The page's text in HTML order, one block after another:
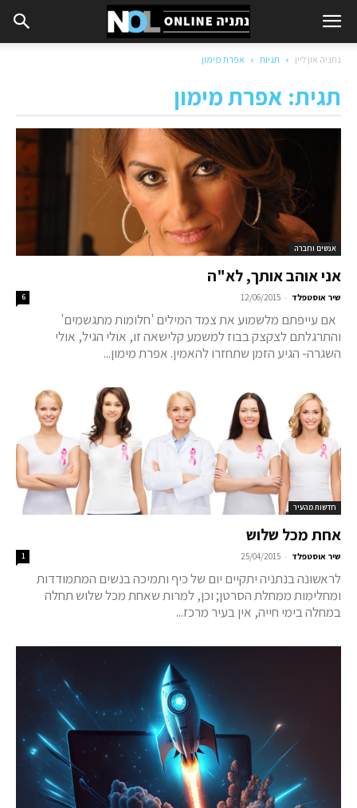
נתניה און ליין תגיות אפרת מימון
תגית: אפרת מימון
אנשים וחברה
אני אוהב אותך, לא"ה
שיר אוסטפלד -
12/06/2015
6
אם עייפתם מלשמוע את צמד המילים 'חלומות מתגשמים'
והתרגלתם לצקצק בבוז למשמע קלישאה זו, אולי הגיל, אולי
השגרה- הגיע הזמן שתחזרו להאמין. אפרת מימון...
חדשות מהעיר
אחת מכל שלוש
שיר אוסטפלד -
25/04/2015
1
לראשונה בנתניה יתקיים יום של כיף ותמיכה בנשים המתמודדות
ומחלימות ממחלת הסרטן; וכן, למרות שאחת מכל שלוש תחלה
במחלה בימי חייה, אין בעיר מרכז...